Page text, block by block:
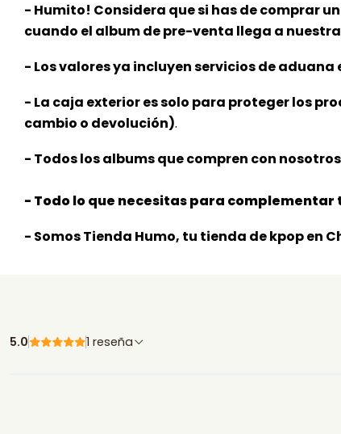
- Humito! Considera que si has de comprar
cuando el album de pre-venta llega a
- Los valores ya incluyen servicios de aduana
- La caja exterior es solo para proteger los
cambio o devolución).
- Todos los albums que compren con
- Todo lo que necesitas para
- Somos Tienda Humo, tu tienda de kpop en
5.0 1 reseña